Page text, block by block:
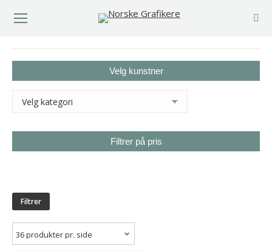
Velg kunstner
Filtrer på pris
Filtrer